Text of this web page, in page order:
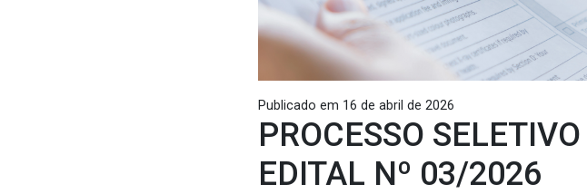
Publicado em 16 de abril de 2026
PROCESSO
EDITAL Nº 03/2026